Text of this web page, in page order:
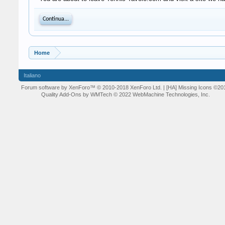
Continua...
Home
Italiano
Forum software by XenForo™ © 2010-2018 XenForo Ltd. | [HA] Missing Icons
Quality Add-Ons by WMTech © 2022 WebMachine Technologies, Inc.